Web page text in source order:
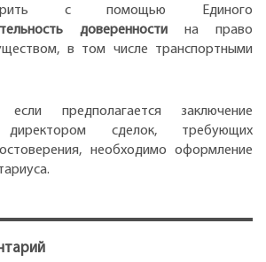
с помощью Единого
доверенности на право
в том числе транспортными
предполагается заключение
директором сделок, требующих
необходимо оформление